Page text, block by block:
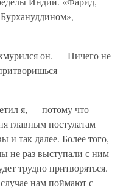
Бурхануддином», —
он. — Ничего не
я, — потому что
главным постулатам
и так далее. Более того,
не раз выступали с ним
трудно притворяться.
нам поймают с